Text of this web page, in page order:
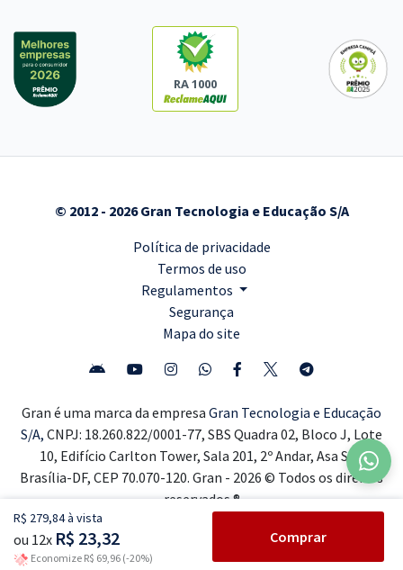
R$ 279,84 à vista
ou 12x R$ 23,32
Economize R$ 69,96 (-20%)
Comprar
RA 1000
© 2012 - 2026 Gran Tecnologia e Educação S/A
Política de privacidade
Termos de uso
Regulamentos
Segurança
Mapa do site
Gran é uma marca da empresa Gran Tecnologia e Educação
S/A, CNPJ: 18.260.822/0001-77, SBS Quadra 02, Bloco J, Lote
10, Edifício Carlton Tower, Sala 201, 2º Andar, Asa Sul,
Brasília-DF, CEP 70.070-120. Gran - 2026 © Todos os direitos
reservados ®